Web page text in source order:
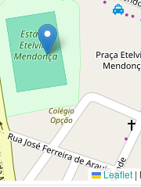
Leaflet |